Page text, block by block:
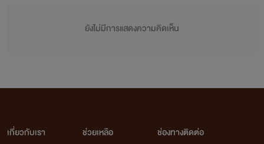
ยังไม่มีการแสดงความคิดเห็น
เกี่ยวกับเรา
ช่วยเหลือ
ช่องทางติดต่อ